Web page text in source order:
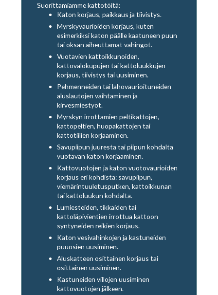
Suorittamiamme kattotöitä:
Katon korjaus, paikkaus ja tiivistys.
Myrskyvaurioiden korjaus, kuten
esimerkiksi katon päälle kaatuneen puun
tai oksan aiheuttamat vahingot.
Vuotavien kattoikkunoiden,
kattovalokupujen tai kattoluukkujen
korjaus, tiivistys tai uusiminen.
Pehmenneiden tai lahovaurioituneiden
aluslautojen vaihtaminen ja
kirvesmiestyöt.
Myrskyn irrottamien peltikattojen,
kattopeltien, huopakattojen tai
kattotiilien korjaaminen.
Savupiipun juuresta tai piipun kohdalta
vuotavan katon korjaaminen.
Kattovuotojen ja katon vuotovaurioiden
korjaus eri kohdista: savupiipun,
viemärintuuletusputken, kattoikkunan
tai kattoluukun kohdalta.
Lumiesteiden, tikkaiden tai
kattoläpivientien irrottua kattoon
syntyneiden reikien korjaus.
Katon vesivahinkojen ja kastuneiden
puuosien uusiminen.
Aluskatteen osittainen korjaus tai
osittainen uusiminen.
Kastuneiden villojen uusiminen
kattovuotojen jälkeen.